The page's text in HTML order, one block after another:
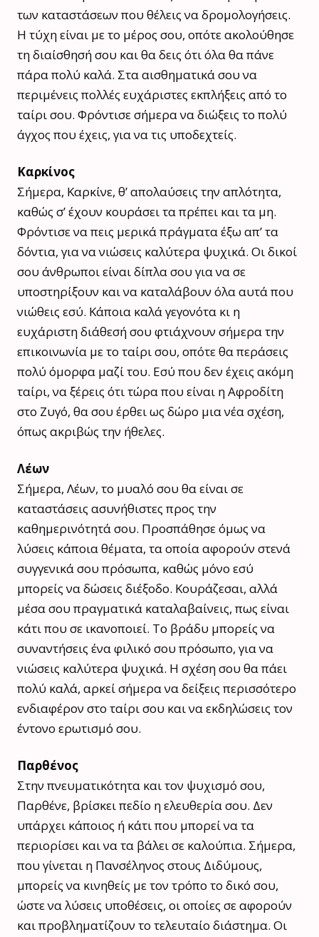
των καταστάσεων που θέλεις να δρομολογήσεις.
Η τύχη είναι με το μέρος σου, οπότε ακολούθησε
τη διαίσθησή σου και θα δεις ότι όλα θα πάνε
πάρα πολύ καλά. Στα αισθηματικά σου να
περιμένεις πολλές ευχάριστες εκπλήξεις από το
ταίρι σου. Φρόντισε σήμερα να διώξεις το πολύ
άγχος που έχεις, για να τις υποδεχτείς.
Καρκίνος
Σήμερα, Καρκίνε, θ’ απολαύσεις την απλότητα,
καθώς σ’ έχουν κουράσει τα πρέπει και τα μη.
Φρόντισε να πεις μερικά πράγματα έξω απ’ τα
δόντια, για να νιώσεις καλύτερα ψυχικά. Οι δικοί
σου άνθρωποι είναι δίπλα σου για να σε
υποστηρίξουν και να καταλάβουν όλα αυτά που
νιώθεις εσύ. Κάποια καλά γεγονότα κι η
ευχάριστη διάθεσή σου φτιάχνουν σήμερα την
επικοινωνία με το ταίρι σου, οπότε θα περάσεις
πολύ όμορφα μαζί του. Εσύ που δεν έχεις ακόμη
ταίρι, να ξέρεις ότι τώρα που είναι η Αφροδίτη
στο Ζυγό, θα σου έρθει ως δώρο μια νέα σχέση,
όπως ακριβώς την ήθελες.
Λέων
Σήμερα, Λέων, το μυαλό σου θα είναι σε
καταστάσεις ασυνήθιστες προς την
καθημερινότητά σου. Προσπάθησε όμως να
λύσεις κάποια θέματα, τα οποία αφορούν στενά
συγγενικά σου πρόσωπα, καθώς μόνο εσύ
μπορείς να δώσεις διέξοδο. Κουράζεσαι, αλλά
μέσα σου πραγματικά καταλαβαίνεις, πως είναι
κάτι που σε ικανοποιεί. Το βράδυ μπορείς να
συναντήσεις ένα φιλικό σου πρόσωπο, για να
νιώσεις καλύτερα ψυχικά. Η σχέση σου θα πάει
πολύ καλά, αρκεί σήμερα να δείξεις περισσότερο
ενδιαφέρον στο ταίρι σου και να εκδηλώσεις τον
έντονο ερωτισμό σου.
Παρθένος
Στην πνευματικότητα και τον ψυχισμό σου,
Παρθένε, βρίσκει πεδίο η ελευθερία σου. Δεν
υπάρχει κάποιος ή κάτι που μπορεί να τα
περιορίσει και να τα βάλει σε καλούπια. Σήμερα,
που γίνεται η Πανσέληνος στους Διδύμους,
μπορείς να κινηθείς με τον τρόπο το δικό σου,
ώστε να λύσεις υποθέσεις, οι οποίες σε αφορούν
και προβληματίζουν το τελευταίο διάστημα. Οι